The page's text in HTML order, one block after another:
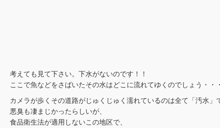
考えても見て下さい。下水がないのです！！
ここで魚などをさばいたその水はどこに流れてゆくのでしょう・・・
カメラが歩くその道路がじゅくじゅく濡れているのは全て「汚水」
悪臭も凄まじかったらしいが、
食品衛生法が適用しないこの地区で、